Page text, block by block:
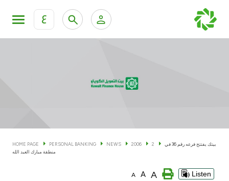
ع
KFH Online Corporate Banking Services
Cards
Banking Tiers
HOME PAGE PERSONAL BANKING NEWS 2006 2
بيتك يفتتح فرعه رقم 36 في
منطقة مبارك العبد الله
A A A Listen